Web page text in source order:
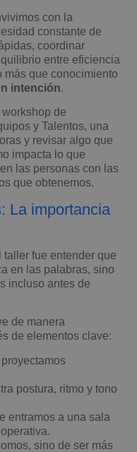
con la
constante de
coordinar
entre eficiencia
que conocimiento
intención.
de
y Talentos, una
y revisar algo que
impacta lo que
las personas con las
que obtenemos.
La importancia
fue entender que
en las palabras, sino
incluso antes de
de manera
de elementos clave:
proyectamos
postura, ritmo y tono
entramos a una sala
sino de ser más